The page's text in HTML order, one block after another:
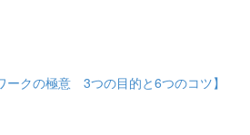
ークの極意 3つの目的と6つのコツ】